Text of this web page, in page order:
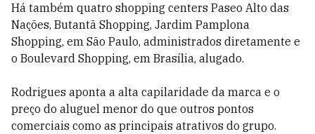
Há também quatro shopping centers Paseo Alto das
Nações, Butantã Shopping, Jardim Pamplona
Shopping, em São Paulo, administrados diretamente e
o Boulevard Shopping, em Brasília, alugado.
Rodrigues aponta a alta capilaridade da marca e o
preço do aluguel menor do que outros pontos
comerciais como as principais atrativos do grupo.